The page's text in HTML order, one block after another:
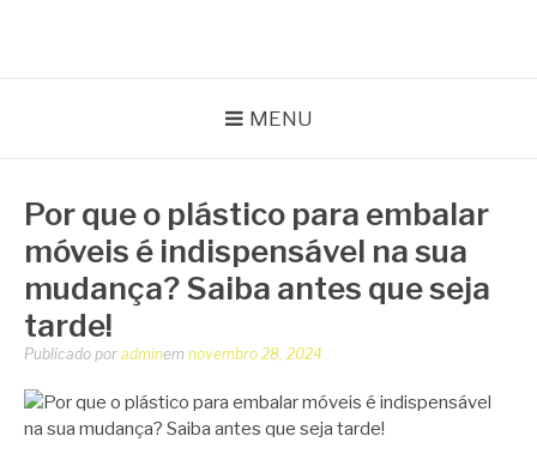
MENU
Por que o plástico para embalar
móveis é indispensável na sua
mudança? Saiba antes que seja
tarde!
Publicado por adminem novembro 28, 2024